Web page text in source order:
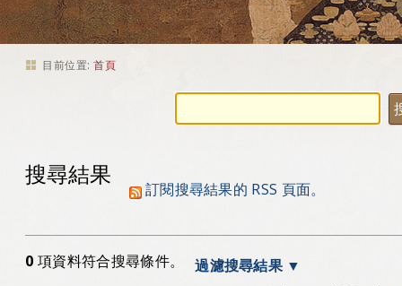
目前位置: 首頁
搜尋結果
訂閱搜尋結果的 RSS 頁面。
0 項資料符合搜尋條件。
過濾搜尋結果